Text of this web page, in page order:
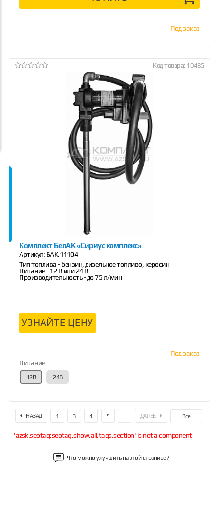
Под заказ
Код товара: 10485
Комплект БелАК «Сириус комплекс»
Артикул: БАК.11104
Тип топлива - бензин, дизельное топливо, керосин
Питание - 12 В или 24 В
Производительность - до 75 л/мин
УЗНАЙТЕ ЦЕНУ
Под заказ
Питание
12В 24В
НАЗАД 1 3 4 5 ДАЛЕЕ Все
'azsk.seotag:seotag.show.all.tags.section' is not a component
Что можно улучшить на этой странице?